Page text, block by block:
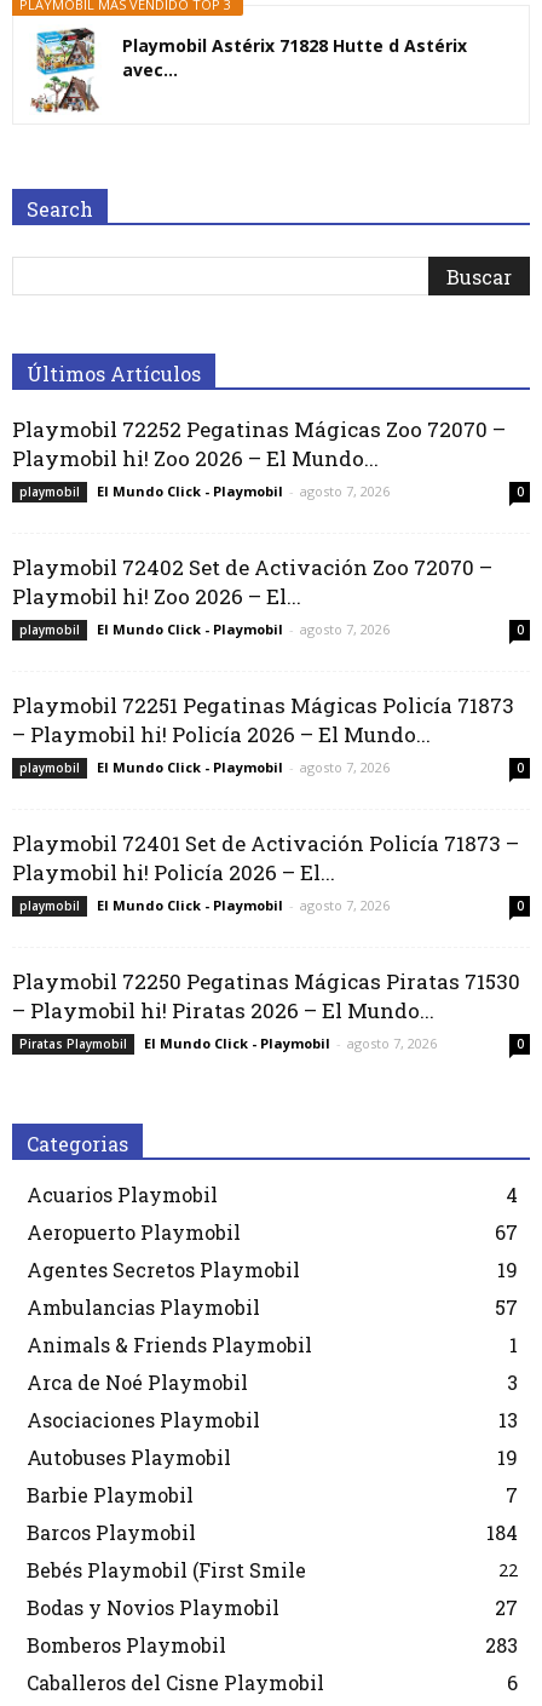
PLAYMOBIL MÁS VENDIDO TOP 3
Playmobil Astérix 71828 Hutte d Astérix
avec...
Search
Últimos Artículos
Playmobil 72252 Pegatinas Mágicas Zoo 72070 –
Playmobil hi! Zoo 2026 – El Mundo...
playmobil El Mundo Click - Playmobil - agosto 7, 2026 0
Playmobil 72402 Set de Activación Zoo 72070 –
Playmobil hi! Zoo 2026 – El...
playmobil El Mundo Click - Playmobil - agosto 7, 2026 0
Playmobil 72251 Pegatinas Mágicas Policía 71873
– Playmobil hi! Policía 2026 – El Mundo...
playmobil El Mundo Click - Playmobil - agosto 7, 2026 0
Playmobil 72401 Set de Activación Policía 71873 –
Playmobil hi! Policía 2026 – El...
playmobil El Mundo Click - Playmobil - agosto 7, 2026 0
Playmobil 72250 Pegatinas Mágicas Piratas 71530
– Playmobil hi! Piratas 2026 – El Mundo...
Piratas Playmobil El Mundo Click - Playmobil - agosto 7, 2026 0
Categorias
Acuarios Playmobil
4
Aeropuerto Playmobil
67
Agentes Secretos Playmobil
19
Ambulancias Playmobil
57
Animals & Friends Playmobil
1
Arca de Noé Playmobil
3
Asociaciones Playmobil
13
Autobuses Playmobil
19
Barbie Playmobil
7
Barcos Playmobil
184
Bebés Playmobil (First Smile
22
Bodas y Novios Playmobil
27
Bomberos Playmobil
283
Caballeros del Cisne Playmobil
6